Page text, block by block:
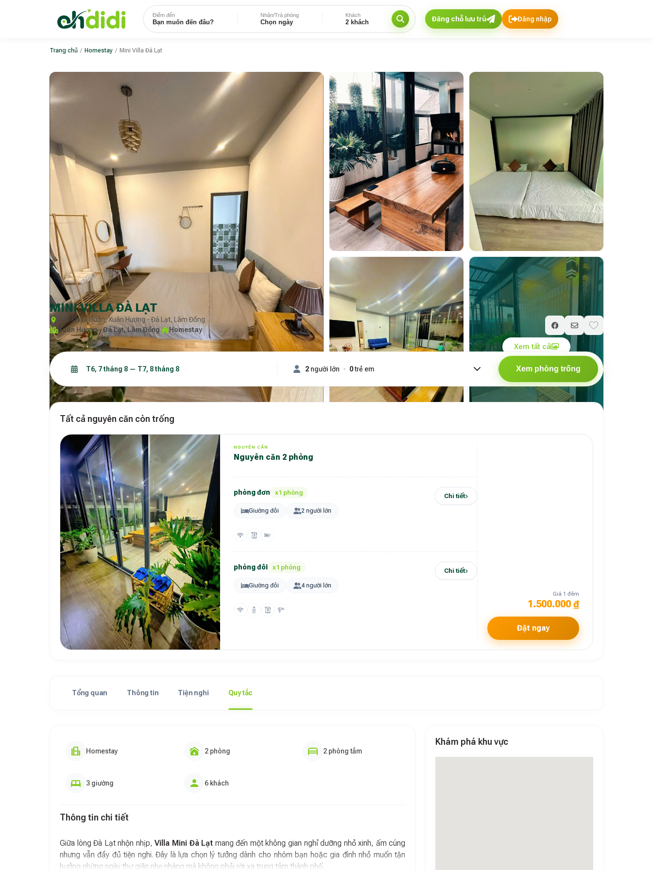
Điểm đến
Bạn muốn đến đâu?
Nhận/Trả phòng
Chọn ngày
Khách
2 khách Đăng chỗ lưu trú Đăng nhập
Trang chủ / Homestay / Mini Villa Đà Lạt
Xem tất cả
MINI VILLA ĐÀ LẠT
Thủ Khoa Huân, Xuân Hương - Đà Lạt, Lâm Đồng
Xuân Hương - Đà Lạt, Lâm Đồng· Homestay
Giá chỉ từ
1.500.000
2 người lớn 0trẻ em Xem phòng trống
Tất cả nguyên căn còn trống
NGUYÊN CĂN
Nguyên căn 2 phòng
phòng đơn x1 phòng
Giường đôi 2 người lớn
Chi tiết
phòng đôi x1 phòng
Giường đôi 4 người lớn
Chi tiết
Giá 1 đêm
1.500.000 ₫
Đặt ngay
Tổng quan Thông tin Tiện nghi Quy tắc
Homestay 2 phòng 2 phòng tắm
3 giường 6 khách
Thông tin chi tiết
Giữa lòng Đà Lạt nhộn nhịp,Villa Mini Đà Lạt mang đến một không gian nghỉ dưỡng nhỏ xinh, ấm cúng
nhưng vẫn đầy đủ tiện nghi. Đây là lựa chọn lý tưởng dành cho nhóm bạn hoặc gia đình nhỏ muốn tận
hưởng những ngày thư giãn nhẹ nhàng mà không phải rời xa trung tâm thành phố.
Khám phá khu vực